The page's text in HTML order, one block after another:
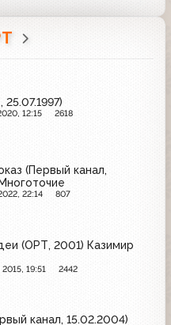
12:15 2618
канал,
22:14 807
(ОРТ, 2001) Казимир
19:51 2442
канал, 15.02.2004)